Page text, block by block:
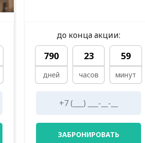
до конца акции:
790 23 59
дней часов минут
ЗАБРОНИРОВАТЬ